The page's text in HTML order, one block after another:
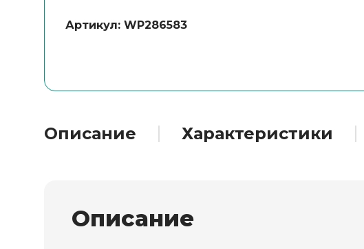
Артикул: WP286583
Описание Характеристики
Описание